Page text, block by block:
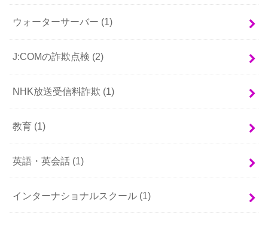
ウォーターサーバー (1)
J:COMの詐欺点検 (2)
NHK放送受信料詐欺 (1)
教育 (1)
英語・英会話 (1)
インターナショナルスクール (1)